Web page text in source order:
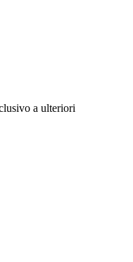
a ulteriori